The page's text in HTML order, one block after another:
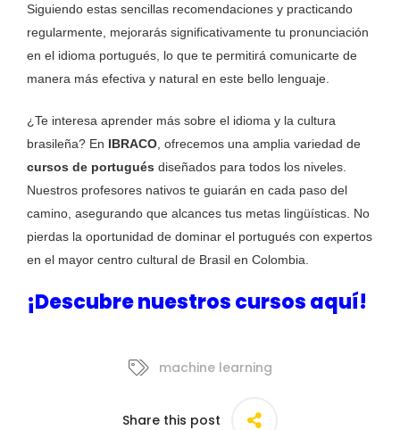
Siguiendo estas sencillas recomendaciones y practicando
regularmente, mejorarás significativamente tu pronunciación
en el idioma portugués, lo que te permitirá comunicarte de
manera más efectiva y natural en este bello lenguaje.
¿Te interesa aprender más sobre el idioma y la cultura
brasileña? En IBRACO , ofrecemos una amplia variedad de
cursos de portugués diseñados para todos los niveles.
Nuestros profesores nativos te guiarán en cada paso del
camino, asegurando que alcances tus metas lingüísticas. No
pierdas la oportunidad de dominar el portugués con expertos
en el mayor centro cultural de Brasil en Colombia.
¡Descubre nuestros cursos aquí!
machine learning
Share this post